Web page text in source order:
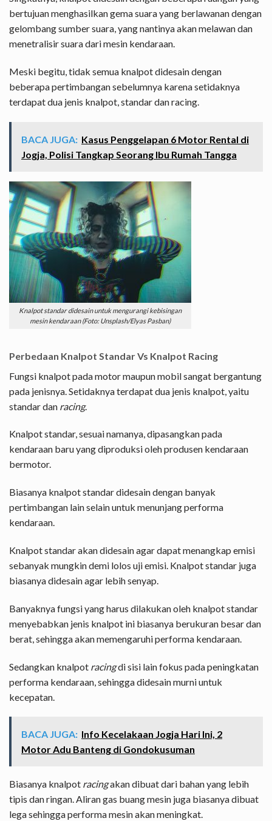
bertujuan menghasilkan gema suara yang berlawanan dengan
gelombang sumber suara, yang nantinya akan melawan dan
menetralisir suara dari mesin kendaraan.
Meski begitu, tidak semua knalpot didesain dengan
beberapa pertimbangan sebelumnya karena setidaknya
terdapat dua jenis knalpot, standar dan racing.
BACA JUGA: Kasus Penggelapan 6 Motor Rental di
Jogja, Polisi Tangkap Seorang Ibu Rumah Tangga
Knalpot standar didesain untuk mengurangi kebisingan
mesin kendaraan (Foto: Unsplash/Elyas Pasban)
Perbedaan Knalpot Standar Vs Knalpot Racing
Fungsi knalpot pada motor maupun mobil sangat bergantung
pada jenisnya. Setidaknya terdapat dua jenis knalpot, yaitu
standar dan racing.
Knalpot standar, sesuai namanya, dipasangkan pada
kendaraan baru yang diproduksi oleh produsen kendaraan
bermotor.
Biasanya knalpot standar didesain dengan banyak
pertimbangan lain selain untuk menunjang performa
kendaraan.
Knalpot standar akan didesain agar dapat menangkap emisi
sebanyak mungkin demi lolos uji emisi. Knalpot standar juga
biasanya didesain agar lebih senyap.
Banyaknya fungsi yang harus dilakukan oleh knalpot standar
menyebabkan jenis knalpot ini biasanya berukuran besar dan
berat, sehingga akan memengaruhi performa kendaraan.
Sedangkan knalpot racingdi sisi lain fokus pada peningkatan
performa kendaraan, sehingga didesain murni untuk
kecepatan.
BACA JUGA: Info Kecelakaan Jogja Hari Ini, 2
Motor Adu Banteng di Gondokusuman
Biasanya knalpot racingakan dibuat dari bahan yang lebih
tipis dan ringan. Aliran gas buang mesin juga biasanya dibuat
lega sehingga performa mesin akan meningkat.